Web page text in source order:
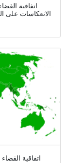
اتفاقية
الانعكاسات على
اتفاقية